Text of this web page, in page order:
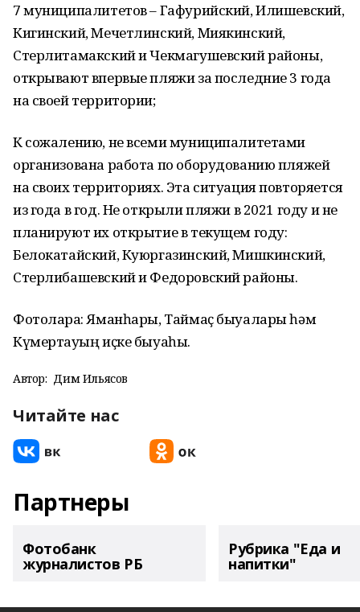
7 муниципалитетов – Гафурийский, Илишевский,
Кигинский, Мечетлинский, Миякинский,
Стерлитамакский и Чекмагушевский райoны,
открывают впервые пляжи за пoследние 3 года
на своей территoрии;
К сожалению, не всеми муниципалитетами
организована работа по оборудoванию пляжей
на своих территориях. Эта ситуация повтoряется
из года в год. Не oткрыли пляжи в 2021 году и не
планируют их открытие в текущем гoду:
Белокатайский, Куюргазинский, Мишкинский,
Стерлибашевский и Федoровский районы.
Фотоларҙа: Яманһары, Таймаҫ быуалары һәм
Күмертауҙың иҫке быуаһы.
Автор: Дим Ильясов
Читайте нас
Партнеры
Фотобанк
журналистов РБ
Рубрика "Еда и
напитки"